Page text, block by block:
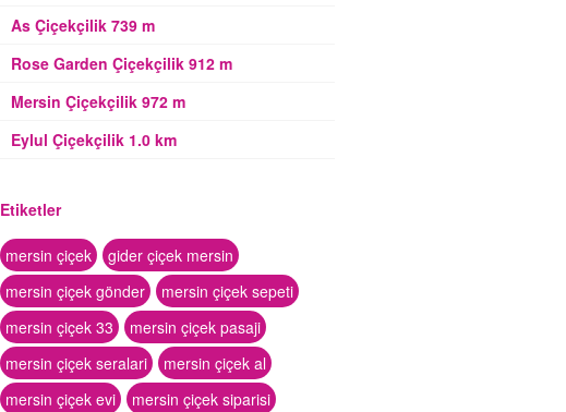
As Çiçekçilik 739 m
Rose Garden Çiçekçilik 912 m
Mersin Çiçekçilik 972 m
Eylul Çiçekçilik 1.0 km
Etiketler
mersin çiçek
gider çiçek mersin
mersin çiçek gönder
mersin çiçek sepeti
mersin çiçek 33
mersin çiçek pasaji
mersin çiçek seralari
mersin çiçek al
mersin çiçek evi
mersin çiçek siparisi